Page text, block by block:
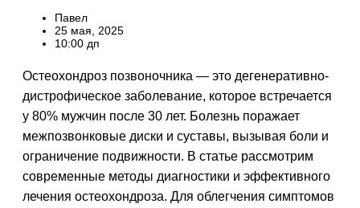
Павел
25 мая, 2025
10:00 дп
Остеохондроз позвоночника — это дегенеративно-
дистрофическое заболевание, которое встречается
у 80% мужчин после 30 лет. Болезнь поражает
межпозвонковые диски и суставы, вызывая боли и
ограничение подвижности. В статье рассмотрим
современные методы диагностики и эффективного
лечения остеохондроза. Для облегчения симптомов